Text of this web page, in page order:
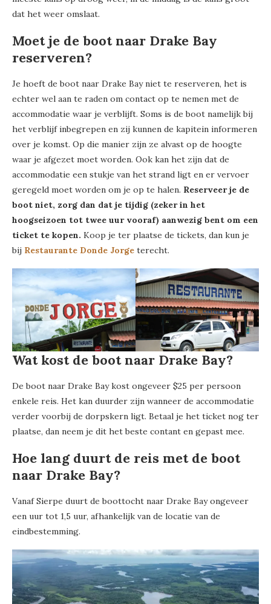
dat het weer omslaat.
Moet je de boot naar Drake Bay
reserveren?
Je hoeft de boot naar Drake Bay niet te reserveren, het is
echter wel aan te raden om contact op te nemen met de
accommodatie waar je verblijft. Soms is de boot namelijk bij
het verblijf inbegrepen en zij kunnen de kapitein informeren
over je komst. Op die manier zijn ze alvast op de hoogte
waar je afgezet moet worden. Ook kan het zijn dat de
accommodatie een stukje van het strand ligt en er vervoer
geregeld moet worden om je op te halen. Reserveer je de
boot niet, zorg dan dat je tijdig (zeker in het
hoogseizoen tot twee uur vooraf) aanwezig bent om een
ticket te kopen. Koop je ter plaatse de tickets, dan kun je
bij Restaurante Donde Jorge terecht.
Wat kost de boot naar Drake Bay?
De boot naar Drake Bay kost ongeveer $25 per persoon
enkele reis. Het kan duurder zijn wanneer de accommodatie
verder voorbij de dorpskern ligt. Betaal je het ticket nog ter
plaatse, dan neem je dit het beste contant en gepast mee.
Hoe lang duurt de reis met de boot
naar Drake Bay?
Vanaf Sierpe duurt de boottocht naar Drake Bay ongeveer
een uur tot 1,5 uur, afhankelijk van de locatie van de
eindbestemming.